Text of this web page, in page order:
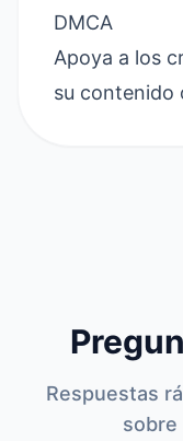
DMCA
Apoya a los
su contenido
Respuestas
sobre